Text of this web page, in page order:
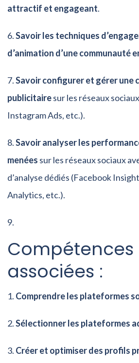
attractif et engageant.
Savoir les techniques
d’animation d’une communauté
Savoir configurer et gérer une
publicitairesur les réseaux
Instagram Ads, etc.).
Savoir analyser les
menées sur les réseaux sociaux
d’analyse dédiés (Facebook
Analytics, etc.).
Compétences
associées :
Comprendre les plateformes
Sélectionner les plateformes
Créer et optimiser des profils